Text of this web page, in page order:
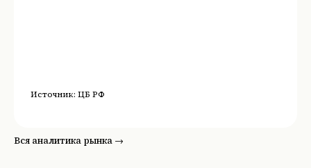
Источник: ЦБ РФ
Вся аналитика рынка →